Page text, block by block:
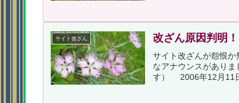
サイト改ざん 改ざん原因判明！
サイト改ざんが怨恨
なアナウンスがあり
す） 2006年12月11